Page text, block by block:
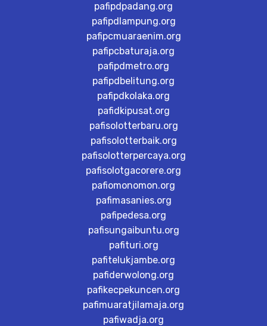
pafipdpadang.org
pafipdlampung.org
pafipcmuaraenim.org
pafipcbaturaja.org
pafipdmetro.org
pafipdbelitung.org
pafipdkolaka.org
pafidkipusat.org
pafisolotterbaru.org
pafisolotterbaik.org
pafisolotterpercaya.org
pafisolotgacorere.org
pafiomonomon.org
pafimasanies.org
pafipedesa.org
pafisungaibuntu.org
pafituri.org
pafitelukjambe.org
pafiderwolong.org
pafikecpekuncen.org
pafimuaratjilamaja.org
pafiwadja.org